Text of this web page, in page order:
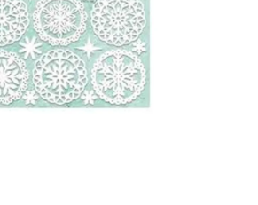
Moje objednávka
Oblíbené ♥️